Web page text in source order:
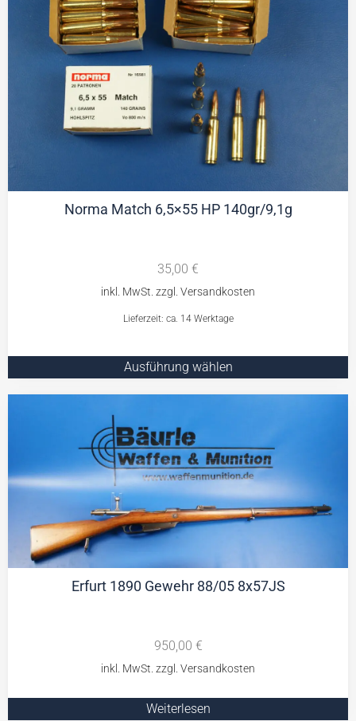
Norma Match 6,5×55 HP 140gr/9,1g
35,00 €
Lieferzeit: ca. 14 Werktage
Ausführung wählen
Erfurt 1890 Gewehr 88/05 8x57JS
950,00 €
Weiterlesen